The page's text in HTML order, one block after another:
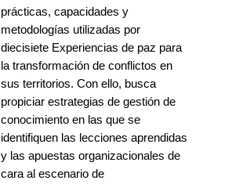
prácticas, capacidades y
metodologías utilizadas por
diecisiete Experiencias de paz para
la transformación de conflictos en
sus territorios. Con ello, busca
propiciar estrategias de gestión de
conocimiento en las que se
identifiquen las lecciones aprendidas
y las apuestas organizacionales de
cara al escenario de